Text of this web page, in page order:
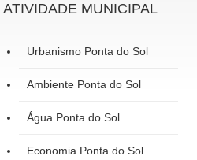
ATIVIDADE MUNICIPAL
Urbanismo Ponta do Sol
Ambiente Ponta do Sol
Água Ponta do Sol
Economia Ponta do Sol